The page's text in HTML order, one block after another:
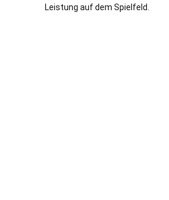
Leistung auf dem Spielfeld.